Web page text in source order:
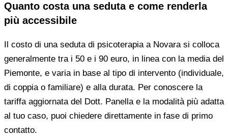
Quanto costa una seduta e come renderla
più accessibile
Il costo di una seduta di psicoterapia a Novara si colloca
generalmente tra i 50 e i 90 euro, in linea con la media del
Piemonte, e varia in base al tipo di intervento (individuale,
di coppia o familiare) e alla durata. Per conoscere la
tariffa aggiornata del Dott. Panella e la modalità più adatta
al tuo caso, puoi chiedere direttamente in fase di primo
contatto.